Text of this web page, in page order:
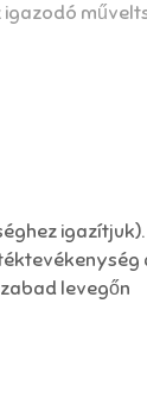
igazítjuk).
levegőn